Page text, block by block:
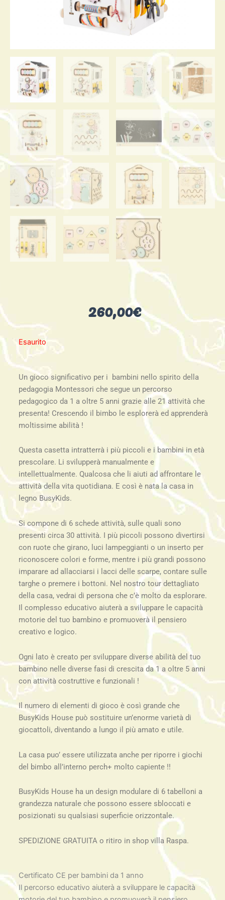
260,00€
Esaurito
Un gioco significativo per i bambini nello spirito della
pedagogia Montessori che segue un percorso
pedagogico da 1 a oltre 5 anni grazie alle 21 attività che
presenta! Crescendo il bimbo le esplorerà ed apprenderà
moltissime abilità !
Questa casetta intratterrà i più piccoli e i bambini in età
prescolare. Li svilupperà manualmente e
intellettualmente. Qualcosa che li aiuti ad affrontare le
attività della vita quotidiana. E così è nata la casa in
legno BusyKids.
Si compone di 6 schede attività, sulle quali sono
presenti circa 30 attività. I più piccoli possono divertirsi
con ruote che girano, luci lampeggianti o un inserto per
riconoscere colori e forme, mentre i più grandi possono
imparare ad allacciarsi i lacci delle scarpe, contare sulle
targhe o premere i bottoni. Nel nostro tour dettagliato
della casa, vedrai di persona che c’è molto da esplorare.
Il complesso educativo aiuterà a sviluppare le capacità
motorie del tuo bambino e promuoverà il pensiero
creativo e logico.
Ogni lato è creato per sviluppare diverse abilità del tuo
bambino nelle diverse fasi di crescita da 1 a oltre 5 anni
con attività costruttive e funzionali !
Il numero di elementi di gioco è così grande che
BusyKids House può sostituire un’enorme varietà di
giocattoli, diventando a lungo il più amato e utile.
La casa puo’ essere utilizzata anche per riporre i giochi
del bimbo all’interno perch+ molto capiente !!
BusyKids House ha un design modulare di 6 tabelloni a
grandezza naturale che possono essere sbloccati e
posizionati su qualsiasi superficie orizzontale.
SPEDIZIONE GRATUITA o ritiro in shop villa Raspa.
Certificato CE per bambini da 1 anno
Il percorso educativo aiuterà a sviluppare le capacità